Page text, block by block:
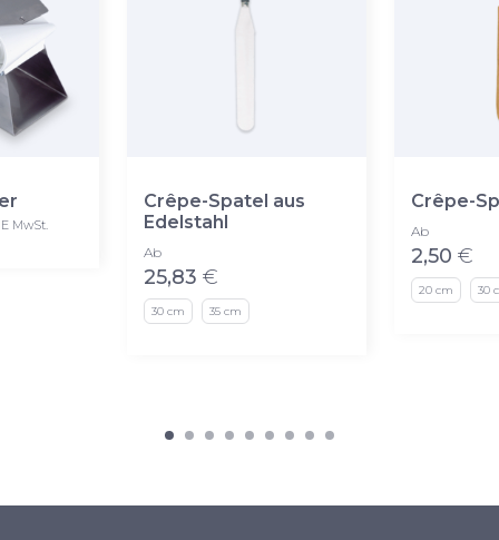
MwSt.
Crêpe-Spatel aus
Edelstahl
Ab
25,83 €
30 cm 35 cm
Crêpe-
Ab
2,50 €
20 cm 30